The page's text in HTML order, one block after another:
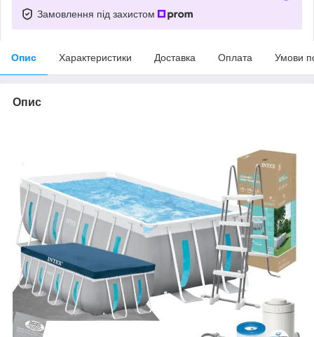
Замовлення під захистом
Опис Характеристики Доставка Оплата Умови
Опис